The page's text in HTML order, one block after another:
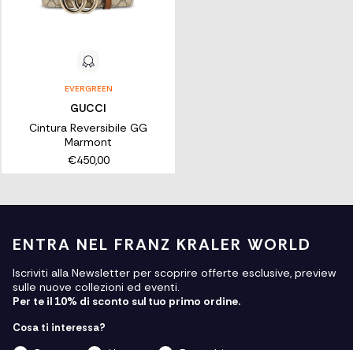
EVERGREEN
GUCCI
Cintura Reversibile GG
Marmont
€450,00
ENTRA NEL FRANZ KRALER WORLD
Iscriviti alla Newsletter per scoprire offerte esclusive, preview
sulle nuove collezioni ed eventi.
Per te il 10% di sconto sul tuo primo ordine.
Cosa ti interessa?